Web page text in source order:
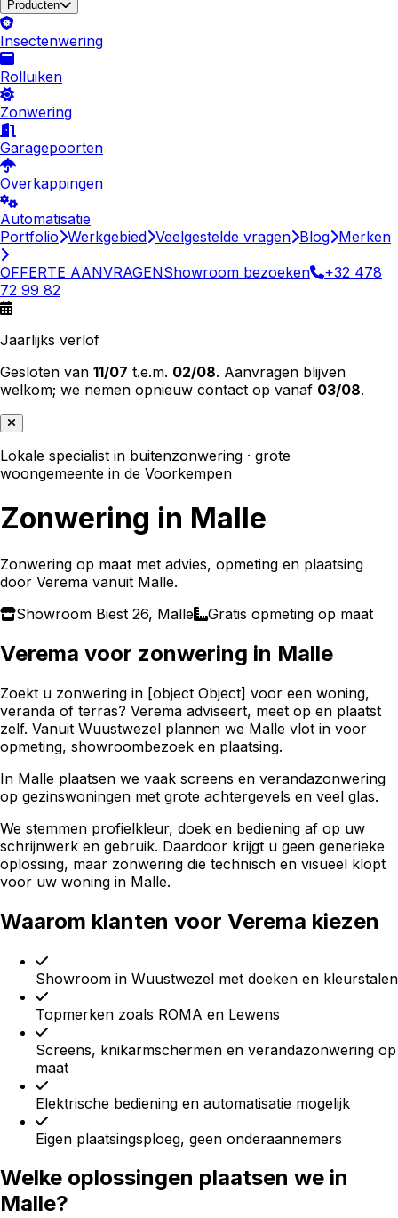
Producten
Insectenwering
Rolluiken
Zonwering
Garagepoorten
Overkappingen
Automatisatie
Portfolio Werkgebied Veelgestelde vragen Blog Merken
OFFERTE AANVRAGENShowroom bezoeken
+32 478
72 99 82
Jaarlijks verlof
Gesloten van 11/07 t.e.m. 02/08. Aanvragen blijven
welkom; we nemen opnieuw contact op vanaf 03/08.
Lokale specialist in buitenzonwering · grote
woongemeente in de Voorkempen
Zonwering in Malle
Zonwering op maat met advies, opmeting en plaatsing
door Verema vanuit Malle.
Showroom Biest 26, Malle Gratis opmeting op maat
Verema voor zonwering in Malle
Zoekt u zonwering in [object Object] voor een woning,
veranda of terras? Verema adviseert, meet op en plaatst
zelf. Vanuit Wuustwezel plannen we Malle vlot in voor
opmeting, showroombezoek en plaatsing.
In Malle plaatsen we vaak screens en verandazonwering
op gezinswoningen met grote achtergevels en veel glas.
We stemmen profielkleur, doek en bediening af op uw
schrijnwerk en gebruik. Daardoor krijgt u geen generieke
oplossing, maar zonwering die technisch en visueel klopt
voor uw woning in Malle.
Waarom klanten voor Verema kiezen
Showroom in Wuustwezel met doeken en kleurstalen
Topmerken zoals ROMA en Lewens
Screens, knikarmschermen en verandazonwering op
maat
Elektrische bediening en automatisatie mogelijk
Eigen plaatsingsploeg, geen onderaannemers
Welke oplossingen plaatsen we in
Malle?